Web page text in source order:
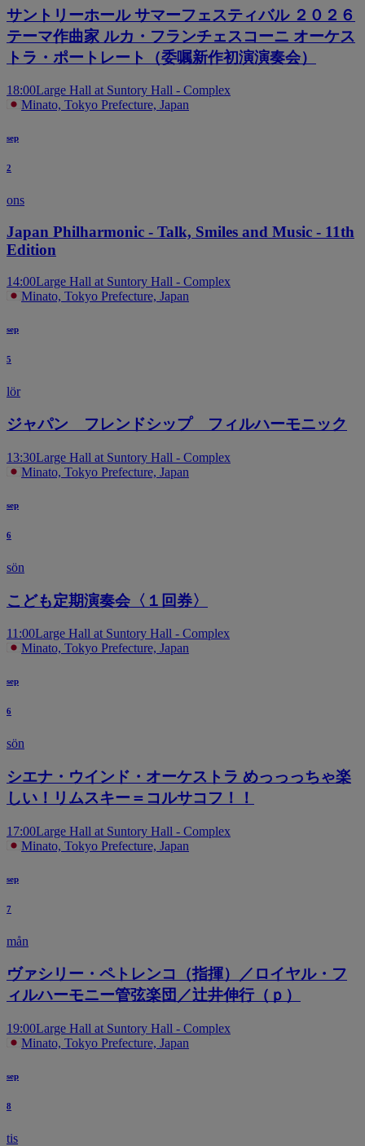
サントリーホール サマーフェスティバル ２０２６
テーマ作曲家 ルカ・フランチェスコーニ オーケス
トラ・ポートレート（委嘱新作初演演奏会）
18:00Large Hall at Suntory Hall - Complex
Minato, Tokyo Prefecture, Japan
sep
2
ons
Japan Philharmonic - Talk, Smiles and Music - 11th
Edition
14:00Large Hall at Suntory Hall - Complex
Minato, Tokyo Prefecture, Japan
sep
5
lör
ジャパン フレンドシップ フィルハーモニック
13:30Large Hall at Suntory Hall - Complex
Minato, Tokyo Prefecture, Japan
sep
6
sön
こども定期演奏会〈１回券〉
11:00Large Hall at Suntory Hall - Complex
Minato, Tokyo Prefecture, Japan
sep
6
sön
シエナ・ウインド・オーケストラ めっっっちゃ楽
しい！リムスキー＝コルサコフ！！
17:00Large Hall at Suntory Hall - Complex
Minato, Tokyo Prefecture, Japan
sep
7
mån
ヴァシリー・ペトレンコ（指揮）／ロイヤル・フ
ィルハーモニー管弦楽団／辻井伸行（ｐ）
19:00Large Hall at Suntory Hall - Complex
Minato, Tokyo Prefecture, Japan
sep
8
tis